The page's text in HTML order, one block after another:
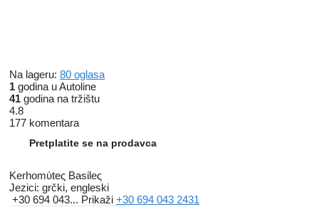
Na lageru: 80 oglasa
1 godina u Autoline
41 godina na tržištu
4.8
177 komentara
Pretplatite se na prodavca
Kerhomύteς Basίleς
Jezici: grčki, engleski
+30 694 043... Prikaži +30 694 043 2431